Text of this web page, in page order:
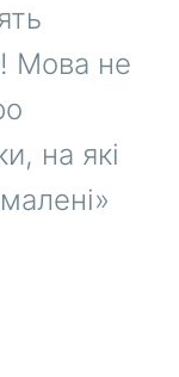
Мова не
на які